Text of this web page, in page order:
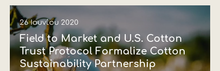
26 Ιουνίου 2020
Field to Market and U.S. Cotton
Trust Protocol Formalize Cotton
Sustainability Partnership